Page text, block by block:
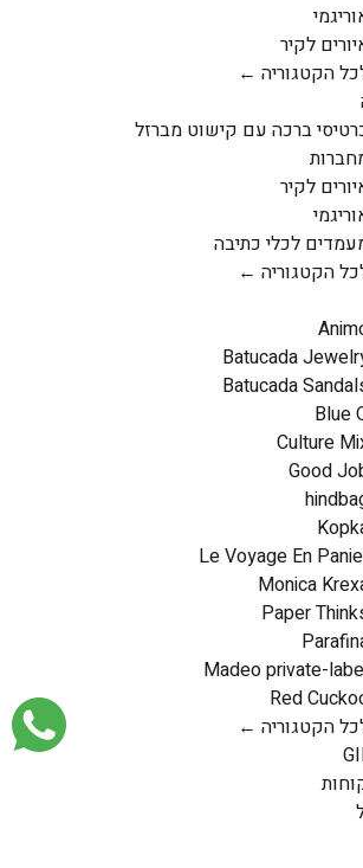
לקיר
הקטגוריה ←
ברכה עם קישוט מברזל
לקיר
לכלי כתיבה
הקטגוריה ←
Batucada
Batucada
Blue
Culture
Good
Le Voyage En
Monica
Paper
Madeo private-
Red
הקטגוריה ←